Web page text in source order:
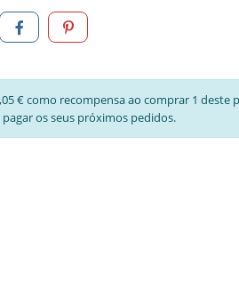
€ como recompensa ao comprar 1
pagar os seus próximos pedidos.